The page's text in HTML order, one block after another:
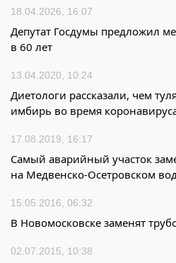
18.04.2026, 16:07
Депутат Госдумы предложил
в 60 лет
13.04.2020, 10:24
Диетологи рассказали, чем
имбирь во время
17.08.2019, 16:17
Самый аварийный участок
на Медвенско-Осетровском
15.05.2016, 06:32
В Новомосковске заменят
02.07.2015, 10:38